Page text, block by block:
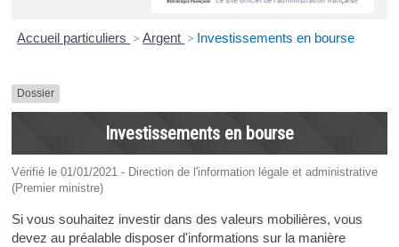
Accueil particuliers > Argent > Investissements en bourse
Dossier
Investissements en bourse
Vérifié le 01/01/2021 - Direction de l'information légale et administrative
(Premier ministre)
Si vous souhaitez investir dans des valeurs mobilières, vous
devez au préalable disposer d'informations sur la manière